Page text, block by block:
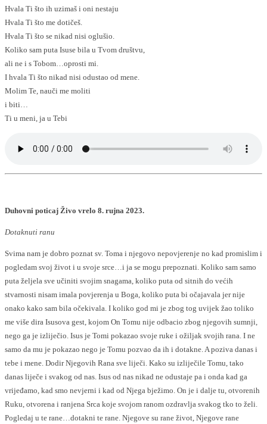
Hvala Ti što ih uzimaš i oni nestaju
Hvala Ti što me dotičeš.
Hvala Ti što se nikad nisi oglušio.
Koliko sam puta Isuse bila u Tvom društvu,
ali ne i s Tobom…oprosti mi.
I hvala Ti što nikad nisi odustao od mene.
Molim Te, nauči me moliti
i biti…
Ti u meni, ja u Tebi
Duhovni poticaj Živo vrelo 8. rujna 2023.
Dotaknuti ranu
Svima nam je dobro poznat sv. Toma i njegovo nepovjerenje no kad promislim i
pogledam svoj život i u svoje srce…i ja se mogu prepoznati. Koliko sam samo
puta željela sve učiniti svojim snagama, koliko puta od sitnih do većih
stvarnosti nisam imala povjerenja u Boga, koliko puta bi očajavala jer nije
onako kako sam bila očekivala. I koliko god mi je zbog tog uvijek žao toliko
me više dira Isusova gest, kojom On Tomu nije odbacio zbog njegovih sumnji,
nego ga je izliječio. Isus je Tomi pokazao svoje ruke i ožiljak svojih rana. I ne
samo da mu je pokazao nego je Tomu pozvao da ih i dotakne. A poziva danas i
tebe i mene. Dodir Njegovih Rana sve liječi. Kako su izliječile Tomu, tako
danas liječe i svakog od nas. Isus od nas nikad ne odustaje pa i onda kad ga
vrijeđamo, kad smo nevjerni i kad od Njega bježimo. On je i dalje tu, otvorenih
Ruku, otvorena i ranjena Srca koje svojom ranom ozdravlja svakog tko to želi.
Pogledaj u te rane…dotakni te rane. Njegove su rane život, Njegove rane